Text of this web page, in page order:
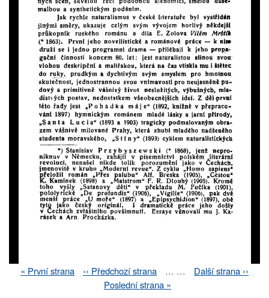
First
« První strana
Previous
‹‹ Předchozí strana … …
Next
Další strana ››
Last
Poslední strana »